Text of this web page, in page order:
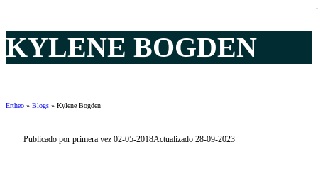
KYLENE BOGDEN
Ertheo » Blogs » Kylene Bogden
Publicado por primera vez 02-05-2018Actualizado 28-09-2023